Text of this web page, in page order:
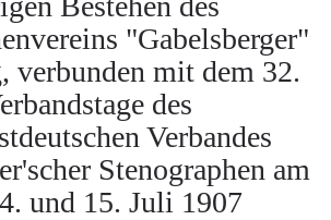
"Gabelsberger"
verbunden mit dem 32.
des
Verbandes
Stenographen am
und 15. Juli 1907